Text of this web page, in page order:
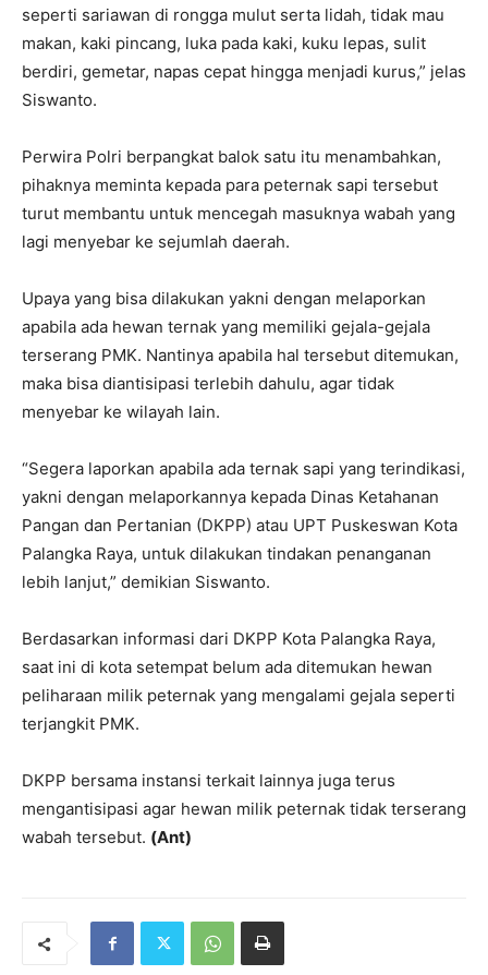
seperti sariawan di rongga mulut serta lidah, tidak mau
makan, kaki pincang, luka pada kaki, kuku lepas, sulit
berdiri, gemetar, napas cepat hingga menjadi kurus,” jelas
Siswanto.
Perwira Polri berpangkat balok satu itu menambahkan,
pihaknya meminta kepada para peternak sapi tersebut
turut membantu untuk mencegah masuknya wabah yang
lagi menyebar ke sejumlah daerah.
Upaya yang bisa dilakukan yakni dengan melaporkan
apabila ada hewan ternak yang memiliki gejala-gejala
terserang PMK. Nantinya apabila hal tersebut ditemukan,
maka bisa diantisipasi terlebih dahulu, agar tidak
menyebar ke wilayah lain.
“Segera laporkan apabila ada ternak sapi yang terindikasi,
yakni dengan melaporkannya kepada Dinas Ketahanan
Pangan dan Pertanian (DKPP) atau UPT Puskeswan Kota
Palangka Raya, untuk dilakukan tindakan penanganan
lebih lanjut,” demikian Siswanto.
Berdasarkan informasi dari DKPP Kota Palangka Raya,
saat ini di kota setempat belum ada ditemukan hewan
peliharaan milik peternak yang mengalami gejala seperti
terjangkit PMK.
DKPP bersama instansi terkait lainnya juga terus
mengantisipasi agar hewan milik peternak tidak terserang
wabah tersebut. (Ant)